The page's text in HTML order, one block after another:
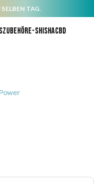
TAG.
ZubehörE-ShishaCBD